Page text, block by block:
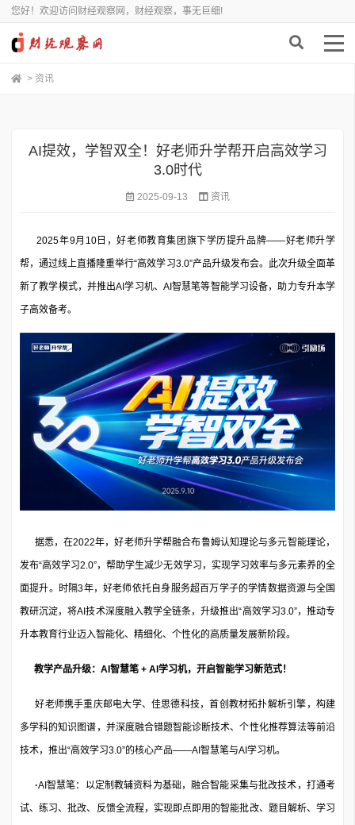
您好！欢迎访问财经观察网，财经观察，事无巨细!
> 资讯
AI提效，学智双全！好老师升学帮开启高效学习
3.0时代
2025-09-13 资讯
2025年9月10日，好老师教育集团旗下学历提升品牌——好老师升学
帮，通过线上直播隆重举行“高效学习3.0”产品升级发布会。此次升级全面革
新了教学模式，并推出AI学习机、AI智慧笔等智能学习设备，助力专升本学
子高效备考。
据悉，在2022年，好老师升学帮融合布鲁姆认知理论与多元智能理论，
发布“高效学习2.0”，帮助学生减少无效学习，实现学习效率与多元素养的全
面提升。时隔3年，好老师依托自身服务超百万学子的学情数据资源与全国
教研沉淀，将AI技术深度融入教学全链条，升级推出“高效学习3.0”，推动专
升本教育行业迈入智能化、精细化、个性化的高质量发展新阶段。
教学产品升级：AI智慧笔 + AI学习机，开启智能学习新范式！
好老师携手重庆邮电大学、佳思德科技，首创教材拓扑解析引擎，构建
多学科的知识图谱，并深度融合错题智能诊断技术、个性化推荐算法等前沿
技术，推出“高效学习3.0”的核心产品——AI智慧笔与AI学习机。
·AI智慧笔：以定制教辅资料为基础，融合智能采集与批改技术，打通考
试、练习、批改、反馈全流程，实现即点即用的智能批改、题目解析、学习